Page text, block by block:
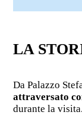
LA
Da Palazzo
attraversato
durante la visita.